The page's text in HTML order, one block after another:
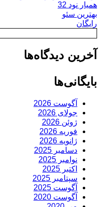
همیار نود 32
بهترین سئو
رایگان
آخرین دیدگاه‌ها
بایگانی‌ها
آگوست 2026
جولای 2026
ژوئن 2026
فوریه 2026
ژانویه 2026
دسامبر 2025
نوامبر 2025
اکتبر 2025
سپتامبر 2025
آگوست 2025
آگوست 2020